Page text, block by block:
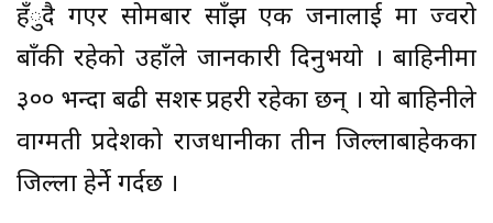
हँुदै गएर सोमबार साँझ एक जनालाई मात्र ज्वरो
बाँकी रहेको उहाँले जानकारी दिनुभयो । बाहिनीमा
३०० भन्दा बढी सशस्त्र प्रहरी रहेका छन् । यो बाहिनीले
वाग्मती प्रदेशको राजधानीका तीन जिल्लाबाहेकका
जिल्ला हेर्ने गर्दछ ।